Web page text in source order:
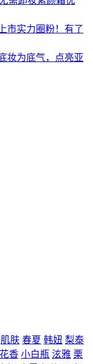
市实力圈粉！有了
妆为底气，点亮亚
肌肤 春夏 韩妞 梨泰
花香 小白瓶 泫雅 栗